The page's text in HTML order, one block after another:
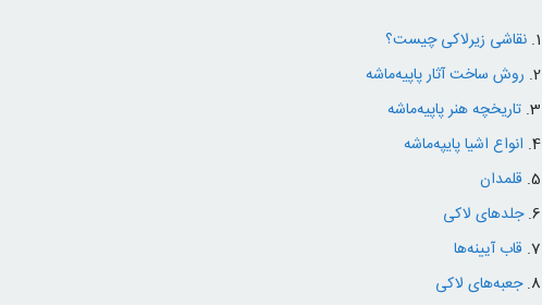
نقاشی زیرلاکی چیست؟
روش ساخت آثار پاپیه‌ماشه
تاریخچه هنر پاپیه‌ماشه
انواع اشیا پایپه‌ماشه
قلمدان
جلدهای لاکی
قاب آیینه‌ها
جعبه‌های لاکی